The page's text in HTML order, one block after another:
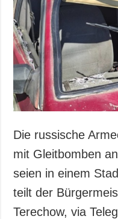
Gesellschaft und
Kultur
Sport
Kriminalität
Notstand und
Notfälle
ZUSÄTZLICH
Veröffentlichungen
Interview
Fotos
Video
Die russische
mit Gleitbomben
seien in einem
teilt der
Terechow, via